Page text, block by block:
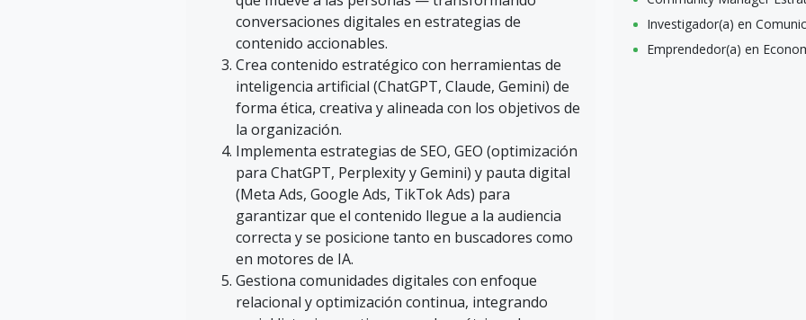
conversaciones digitales en estrategias de
contenido accionables.
Crea contenido estratégico con herramientas de
inteligencia artificial (ChatGPT, Claude, Gemini) de
forma ética, creativa y alineada con los objetivos de
la organización.
Implementa estrategias de SEO, GEO (optimización
para ChatGPT, Perplexity y Gemini) y pauta digital
(Meta Ads, Google Ads, TikTok Ads) para
garantizar que el contenido llegue a la audiencia
correcta y se posicione tanto en buscadores como
en motores de IA.
Gestiona comunidades digitales con enfoque
relacional y optimización continua, integrando
Investigador(a) en
Emprendedor(a) en